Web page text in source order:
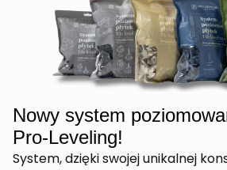
Nowy system
Pro-Leveling!
System, dzięki swojej unikalnej